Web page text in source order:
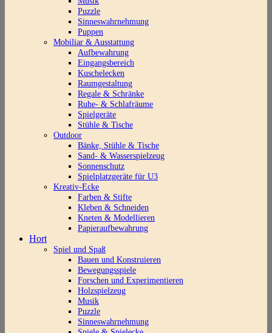
Puzzle
Sinneswahrnehmung
Puppen
Mobiliar & Ausstattung
Aufbewahrung
Eingangsbereich
Kuschelecken
Raumgestaltung
Regale & Schränke
Ruhe- & Schlafräume
Spielgeräte
Stühle & Tische
Outdoor
Bänke, Stühle & Tische
Sand- & Wasserspielzeug
Sonnenschutz
Spielplatzgeräte für U3
Kreativ-Ecke
Farben & Stifte
Kleben & Schneiden
Kneten & Modellieren
Papieraufbewahrung
Hort
Spiel und Spaß
Bauen und Konstruieren
Bewegungsspiele
Forschen und Experimentieren
Holzspielzeug
Musik
Puzzle
Sinneswahrnehmung